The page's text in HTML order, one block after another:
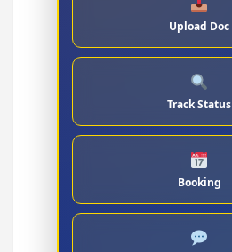
Upload Doc
Track Status
Booking